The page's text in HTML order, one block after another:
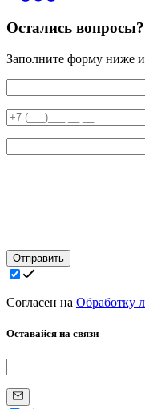
Остались вопросы?
Заполните форму ниже
Отправить
Согласен на Обработку
Оставайся на связи